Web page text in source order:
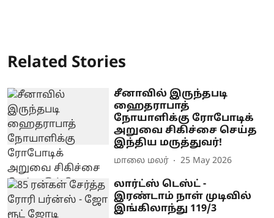
Related Stories
சீனாவில் இருந்தபடி
ஹைதராபாத்
நோயாளிக்கு ரோபோடிக்
அறுவை சிகிச்சை செய்த
இந்திய மருத்துவர்!
மாலை மலர் 25 May 2026
லார்ட்ஸ் டெஸ்ட் -
இரண்டாம் நாள் முடிவில்
இங்கிலாந்து 119/3